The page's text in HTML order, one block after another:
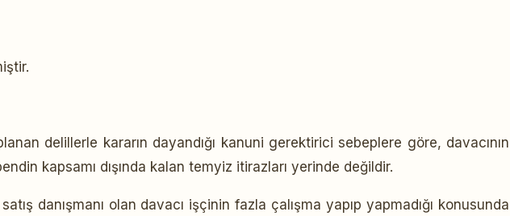
delillerle kararın dayandığı kanuni gerektirici sebeplere göre, davacının
kapsamı dışında kalan temyiz itirazları yerinde değildir.
danışmanı olan davacı işçinin fazla çalışma yapıp yapmadığı konusunda